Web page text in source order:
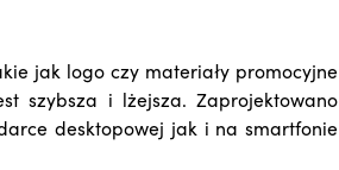
jak logo czy materiały promocyjne
szybsza i lżejsza. Zaprojektowano
desktopowej jak i na smartfonie